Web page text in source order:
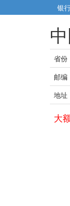
银
省份
邮编
地址
大